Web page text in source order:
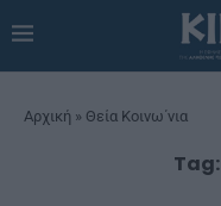
Αρχική » Θεία Κοινω΄νια
Tag: